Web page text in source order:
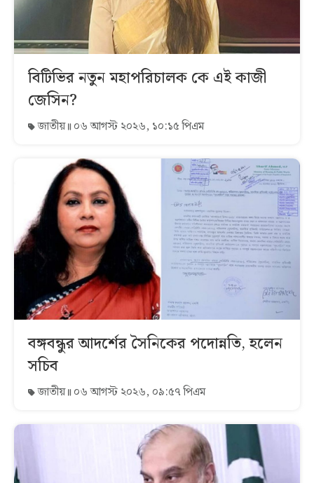
বিটিভির নতুন মহাপরিচালক কে এই কাজী
জেসিন?
জাতীয় ০৬ আগস্ট ২০২৬, ১০:১৫ পিএম
বঙ্গবন্ধুর আদর্শের সৈনিকের পদোন্নতি, হলেন
সচিব
জাতীয় ০৬ আগস্ট ২০২৬, ০৯:৫৭ পিএম